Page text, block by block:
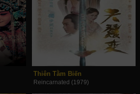
Thiên Tằm Biến
Reincarnated (1979)